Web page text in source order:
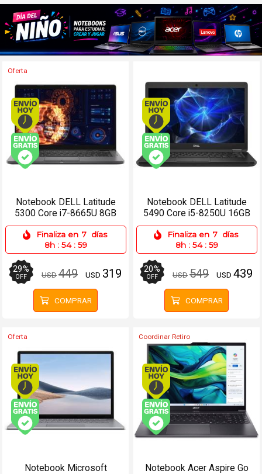
Oferta
Envío hoy. Comprando antes de 13Hs.
Envío gratis (Ver Envíos y Pagos)
Notebook DELL Latitude
5300 Core i7-8665U 8GB
512SSD 13.3 W11 Pro
Finaliza en 7 días
8h : 54 : 59
29%
OFF USD449 USD 319
COMPRAR
Envío hoy.
Envío gratis (Ver
Notebook DELL Latitude
5490 Core i5-8250U 16GB
512SSD 14 Win 11 Pro
Finaliza en 7 días
8h : 54 : 59
20%
OFF USD549 USD 439
COMPRAR
Oferta
Envío hoy. Comprando antes de 13Hs.
Envío gratis (Ver Envíos y Pagos)
Notebook Microsoft
Coordinar Retiro
Envío hoy.
Envío gratis (Ver
Notebook Acer Aspire Go